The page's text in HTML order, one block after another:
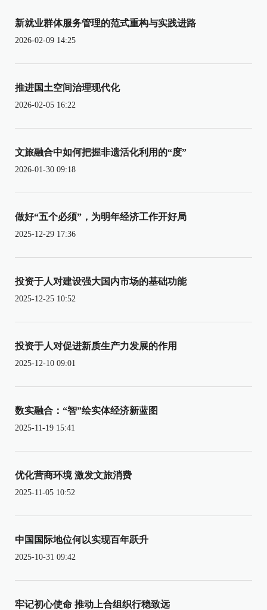
新就业群体服务管理的范式重构与实践进路
2026-02-09 14:25
推进国土空间治理现代化
2026-02-05 16:22
文旅融合中如何把握非遗活化利用的“度”
2026-01-30 09:18
做好“五个必须”，为明年经济工作开好局
2025-12-29 17:36
投资于人对建设强大国内市场的基础功能
2025-12-25 10:52
投资于人对促进新质生产力发展的作用
2025-12-10 09:01
数实融合：“智”绘实体经济新蓝图
2025-11-19 15:41
优化营商环境 激发文旅消费
2025-11-05 10:52
中国国际地位何以实现百年跃升
2025-10-31 09:42
牢记初心使命 推动上合组织行稳致远